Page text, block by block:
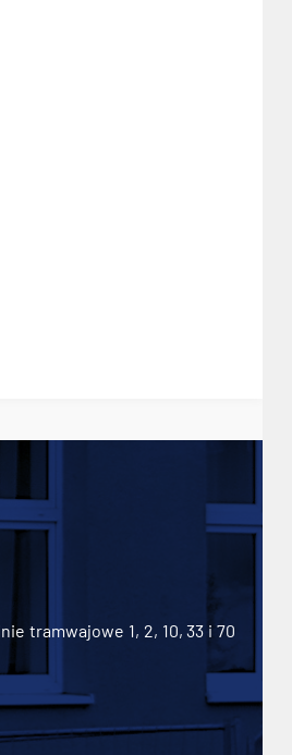
tramwajowe 1, 2, 10, 33 i 70